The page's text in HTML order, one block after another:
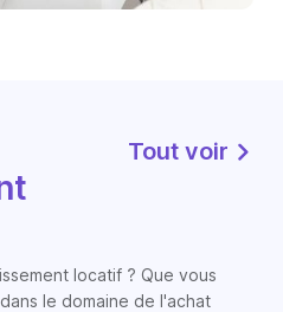
Tout voir
locatif ? Que vous
le domaine de l'achat